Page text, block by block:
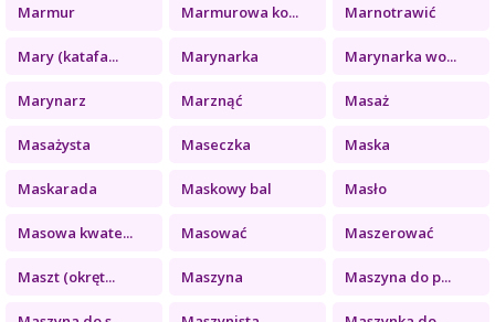
Marmur Marmurowa ko... Marnotrawić
Mary (katafa... Marynarka Marynarka wo...
Marynarz Marznąć Masaż
Masażysta Maseczka Maska
Maskarada Maskowy bal Masło
Masowa kwate... Masować Maszerować
Maszt (okręt... Maszyna Maszyna do p...